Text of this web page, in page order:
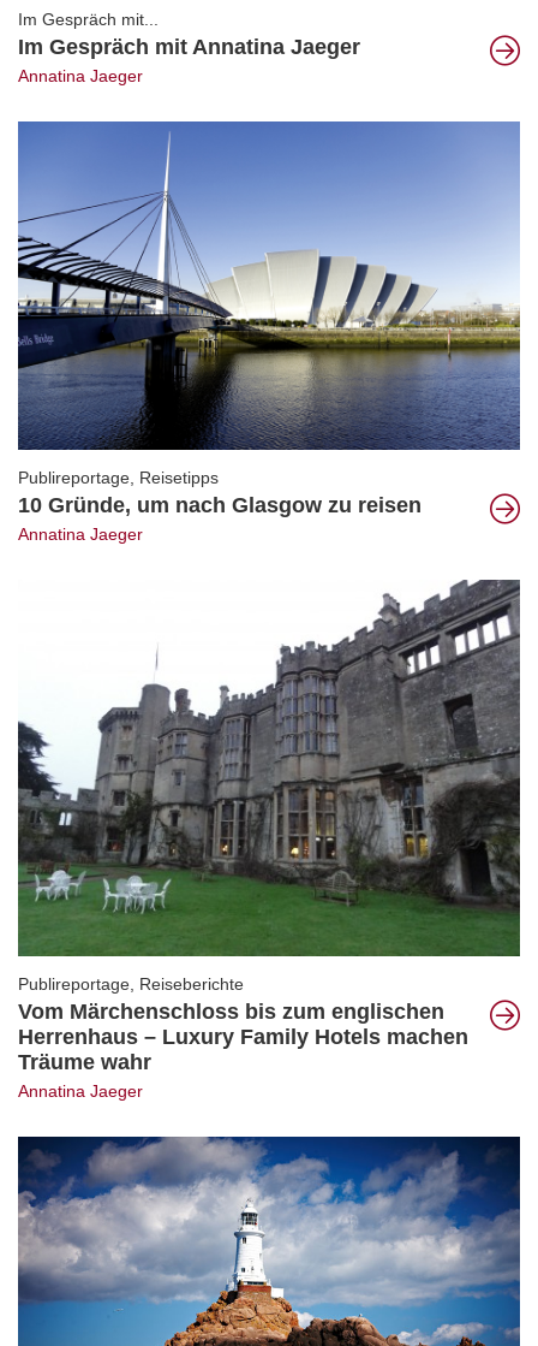
Im Gespräch mit...
Im Gespräch mit Annatina Jaeger
Annatina Jaeger
Publireportage Reisetipps
10 Gründe, um nach Glasgow zu reisen
Annatina Jaeger
Publireportage, Reiseberichte
Vom Märchenschloss bis zum englischen
Herrenhaus – Luxury Family Hotels machen
Träume wahr
Annatina Jaeger